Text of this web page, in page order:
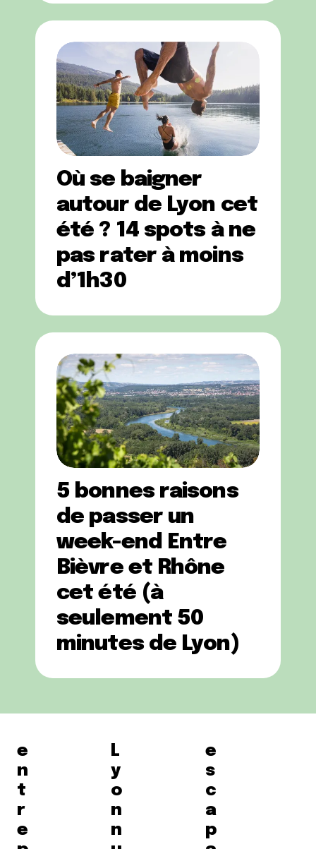
Où se baigner
autour de Lyon cet
été ? 14 spots à ne
pas rater à moins
d’1h30
5 bonnes raisons
de passer un
week-end Entre
Bièvre et Rhône
cet été (à
seulement 50
minutes de Lyon)
e
n
t
r
e
L
y
o
n
n
e
s
c
a
p